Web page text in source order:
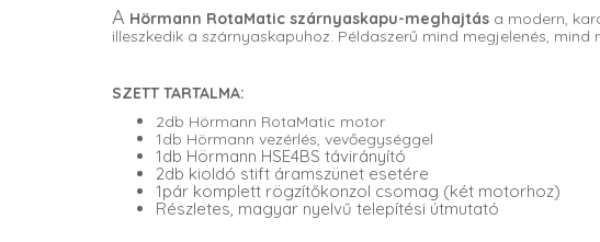
A Hörmann RotaMatic szárnyaskapu-meghajtás a modern,
illeszkedik a szárnyaskapuhoz. Példaszerű mind megjelenés,
SZETT TARTALMA:
2db Hörmann RotaMatic motor
1db Hörmann vezérlés, vevőegységgel
1db Hörmann HSE4BS távirányító
2db kioldó stift áramszünet esetére
1pár komplett rögzítőkonzol csomag (két motorhoz)
Részletes, magyar nyelvű telepítési útmutató